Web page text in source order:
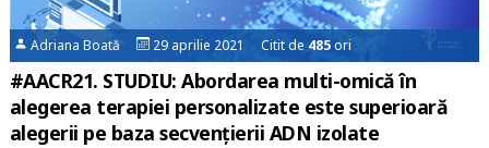
Adriana Boată 29 aprilie 2021 Citit de 485ori
#AACR21. STUDIU: Abordarea multi-omică în
alegerea terapiei personalizate este superioară
alegerii pe baza secvențierii ADN izolate